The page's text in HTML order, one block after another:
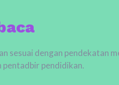
sesuai dengan pendekatan
pentadbir pendidikan.